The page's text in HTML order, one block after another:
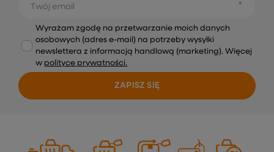
Twój email
Wyrażam zgodę na przetwarzanie moich danych
osobowych (adres e-mail) na potrzeby wysyłki
newslettera z informacją handlową (marketing). Więcej
w polityce prywatności.
ZAPISZ SIĘ